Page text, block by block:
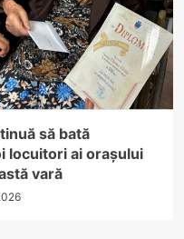
să bată
locuitori ai orașului
vară